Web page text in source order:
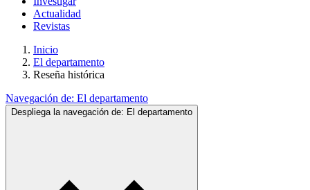
Actualidad
Revistas
Inicio
El departamento
Reseña histórica
Navegación de: El departamento
Despliega la navegación de: El departamento